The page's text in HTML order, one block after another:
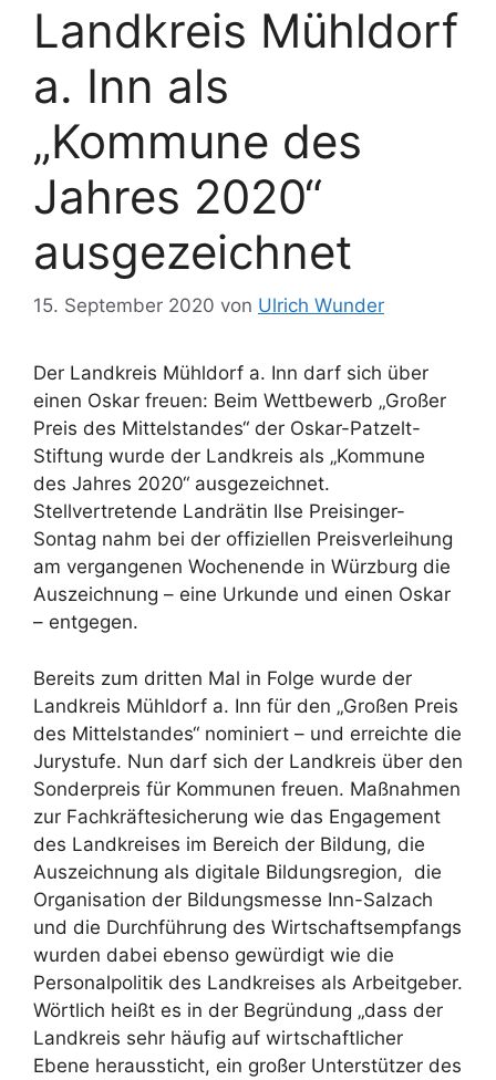
Landkreis Mühldorf
a. Inn als
„Kommune des
Jahres 2020“
ausgezeichnet
15. September 2020 von Ulrich Wunder
Der Landkreis Mühldorf a. Inn darf sich über
einen Oskar freuen: Beim Wettbewerb „Großer
Preis des Mittelstandes“ der Oskar-Patzelt-
Stiftung wurde der Landkreis als „Kommune
des Jahres 2020“ ausgezeichnet.
Stellvertretende Landrätin Ilse Preisinger-
Sontag nahm bei der offiziellen Preisverleihung
am vergangenen Wochenende in Würzburg die
Auszeichnung – eine Urkunde und einen Oskar
– entgegen.
Bereits zum dritten Mal in Folge wurde der
Landkreis Mühldorf a. Inn für den „Großen Preis
des Mittelstandes“ nominiert – und erreichte die
Jurystufe. Nun darf sich der Landkreis über den
Sonderpreis für Kommunen freuen. Maßnahmen
zur Fachkräftesicherung wie das Engagement
des Landkreises im Bereich der Bildung, die
Auszeichnung als digitale Bildungsregion, die
Organisation der Bildungsmesse Inn-Salzach
und die Durchführung des Wirtschaftsempfangs
wurden dabei ebenso gewürdigt wie die
Personalpolitik des Landkreises als Arbeitgeber.
Wörtlich heißt es in der Begründung „dass der
Landkreis sehr häufig auf wirtschaftlicher
Ebene heraussticht, ein großer Unterstützer des